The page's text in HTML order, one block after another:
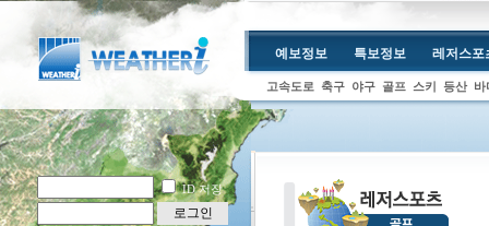
ID 저장
로그인
예보정보 특보정보 레저스포
고속도로 축구 야구 골프 스키 등산 바